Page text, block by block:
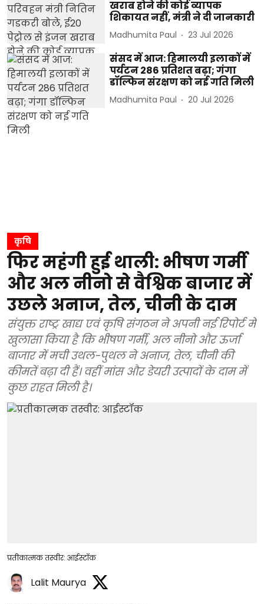
खराब होने की कोई व्यापक
शिकायत नहीं, मंत्री ने दी जानकारी
Madhumita Paul 23 Jul 2026
संसद में आज: हिमालयी इलाकों में
पर्यटन 286 प्रतिशत बढ़ा; गंगा
डॉल्फिन संरक्षण को नई गति मिली
Madhumita Paul 20 Jul 2026
कृषि
फिर महंगी हुई थाली: भीषण गर्मी
और अल नीनो से वैश्विक बाजार में
उछले अनाज, तेल, चीनी के दाम
संयुक्त राष्ट्र खाद्य एवं कृषि संगठन ने अपनी नई रिपोर्ट में
खुलासा किया है कि भीषण गर्मी, अल नीनो और ऊर्जा
बाजार में मची उथल-पुथल ने अनाज, तेल, चीनी की
कीमतें बढ़ा दी हैं। वहीं मांस और डेयरी उत्पादों के दाम में
कुछ राहत मिली है।
प्रतीकात्मक तस्वीर: आईस्टॉक
Lalit Maurya